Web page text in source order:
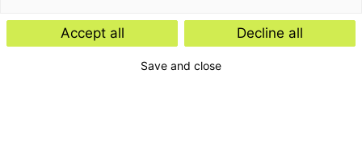
Accept all Decline all
Save and close